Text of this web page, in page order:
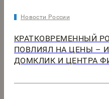
Новости России
КРАТКОВРЕМЕННЫЙ
ПОВЛИЯЛ НА ЦЕНЫ –
ДОМКЛИК И ЦЕНТРА